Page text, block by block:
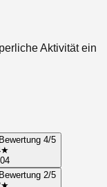
Aktivität ein
4/5
★
2/5